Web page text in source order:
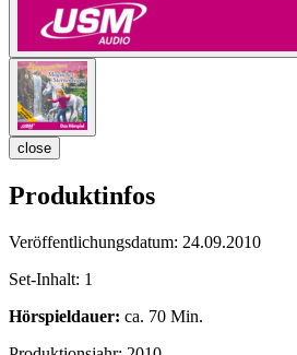
close
Produktinfos
Veröffentlichungsdatum: 24.09.2010
Set-Inhalt: 1
Hörspieldauer: ca. 70 Min.